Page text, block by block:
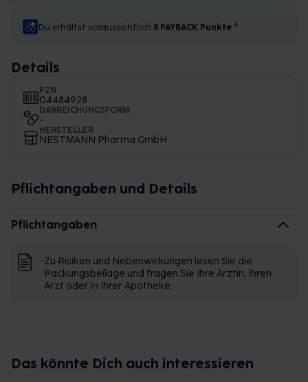
Du erhältst voraussichtlich 5 PAYBACK Punkte 4
Details
PZN
04484928
DARREICHUNGSFORM
-
HERSTELLER
NESTMANN Pharma GmbH
Pflichtangaben und Details
Pflichtangaben
Zu Risiken und Nebenwirkungen lesen Sie die
Packungsbeilage und fragen Sie Ihre Ärztin, Ihren
Arzt oder in Ihrer Apotheke.
Das könnte Dich auch interessieren